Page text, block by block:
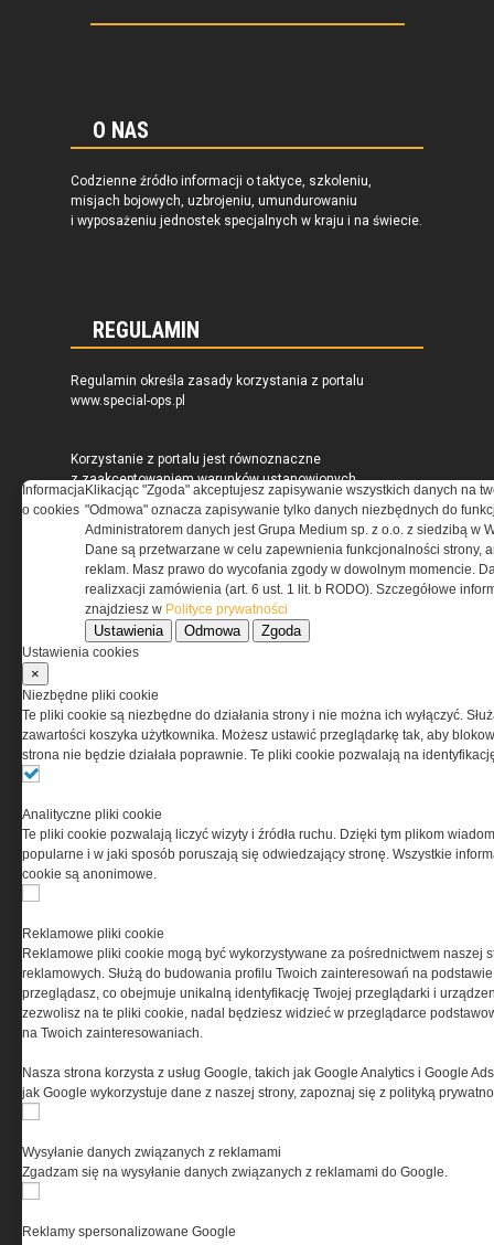
O NAS
Codzienne źródło informacji o taktyce, szkoleniu,
misjach bojowych, uzbrojeniu, umundurowaniu
i wyposażeniu jednostek specjalnych w kraju i na świecie.
REGULAMIN
Regulamin określa zasady korzystania z portalu
www.special-ops.pl
Korzystanie z portalu jest równoznaczne
z zaakceptowaniem warunków ustanowionych
przez Grupa MEDIUM Spółka z ograniczoną
odpowiedzialnością Spółka komandytowa, nr KRS:
0000537655, NIP 1132860378, REGON 146393437
(zwana dalej Grupa MEDIUM) w postaci Regulaminu.
Przeczytaj regulamin
PRYWATNOŚĆ
w celu świadczenia usług na najwyższym poziomie,
w tym w sposób dostosowany do indywidualnych potrzeb.
Korzystanie z witryny bez zmiany ustawień dotyczących
cookies oznacza, że będą one zamieszczane w Twoim
cookies. Nim Państwo zaczną korzystać z naszego
serwisu prosimy o zapoznanie się z nasząpolityką
prywatności orazinformacją o cookies.
Copyright © 2004-2019 Grupa MEDIUM Spółka z ograniczoną odpowiedzialnością
Spółka komandytowa, nr KRS: 0000537655. Wszelkie prawa, w tym Autora,
Wydawcy i Producenta bazy danych zastrzeżone. Jakiekolwiek dalsze
Informacja
o cookies
Klikacjąc "Zgoda" akceptujesz zapisywanie wszystkich danych na
"Odmowa" oznacza zapisywanie tylko danych niezbędnych do
Administratorem danych jest Grupa Medium sp. z o.o. z siedzibą w
Dane są przetwarzane w celu zapewnienia funkcjonalności strony,
reklam. Masz prawo do wycofania zgody w dowolnym momencie.
realizxacji zamówienia (art. 6 ust. 1 lit. b RODO). Szczegółowe
znajdziesz w Polityce prywatności
Ustawienia Odmowa Zgoda
Ustawienia cookies
×
Niezbędne pliki cookie
Te pliki cookie są niezbędne do działania strony i nie można ich wyłączyć.
zawartości koszyka użytkownika. Możesz ustawić przeglądarkę tak, aby
strona nie będzie działała poprawnie. Te pliki cookie pozwalają na
Analityczne pliki cookie
Te pliki cookie pozwalają liczyć wizyty i źródła ruchu. Dzięki tym plikom
popularne i w jaki sposób poruszają się odwiedzający stronę. Wszystkie
cookie są anonimowe.
Reklamowe pliki cookie
Reklamowe pliki cookie mogą być wykorzystywane za pośrednictwem naszej
reklamowych. Służą do budowania profilu Twoich zainteresowań na
przeglądasz, co obejmuje unikalną identyfikację Twojej przeglądarki i
zezwolisz na te pliki cookie, nadal będziesz widzieć w przeglądarce
na Twoich zainteresowaniach.
Nasza strona korzysta z usług Google, takich jak Google Analytics i Google
jak Google wykorzystuje dane z naszej strony, zapoznaj się z polityką
Wysyłanie danych związanych z reklamami
Zgadzam się na wysyłanie danych związanych z reklamami do Google.
Reklamy spersonalizowane Google